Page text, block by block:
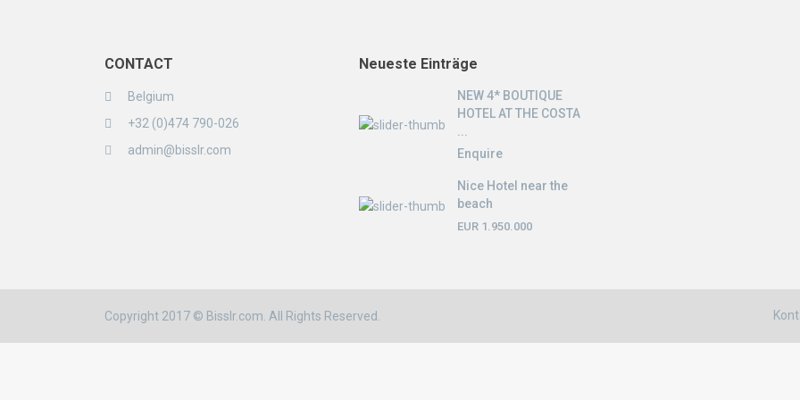
CONTACT
Belgium
+32 (0)474 790-026
admin@bisslr.com
Neueste Einträge
NEW 4* BOUTIQUE
HOTEL AT THE COSTA
Enquire
Nice Hotel near the
beach
EUR 1.950.000
Copyright 2017 © Bisslr.com. All Rights Reserved.